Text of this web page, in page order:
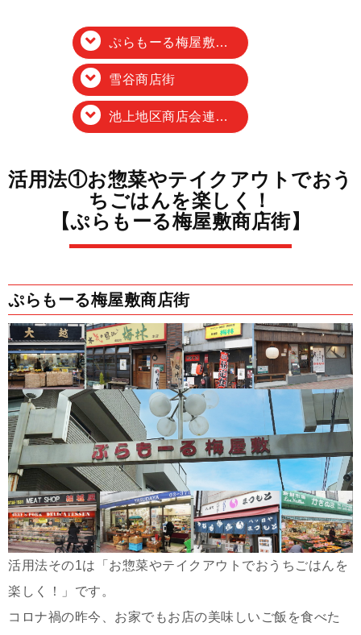
ぷらもーる梅屋敷商店街
雪谷商店街
池上地区商店会連合会
活用法①お惣菜やテイクアウトでおう
ちごはんを楽しく！
【ぷらもーる梅屋敷商店街】
ぷらもーる梅屋敷商店街
活用法その1は「お惣菜やテイクアウトでおうちごはんを
楽しく！」です。
コロナ禍の昨今、お家でもお店の美味しいご飯を食べた